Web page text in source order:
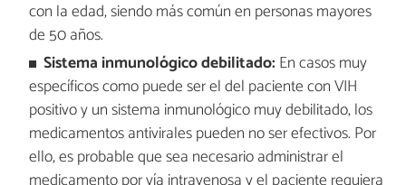
con la edad, siendo más común en personas mayores
de 50 años.
Sistema inmunológico debilitado: En casos muy
específicos como puede ser el del paciente con VIH
positivo y un sistema inmunológico muy debilitado, los
medicamentos antivirales pueden no ser efectivos. Por
ello, es probable que sea necesario administrar el